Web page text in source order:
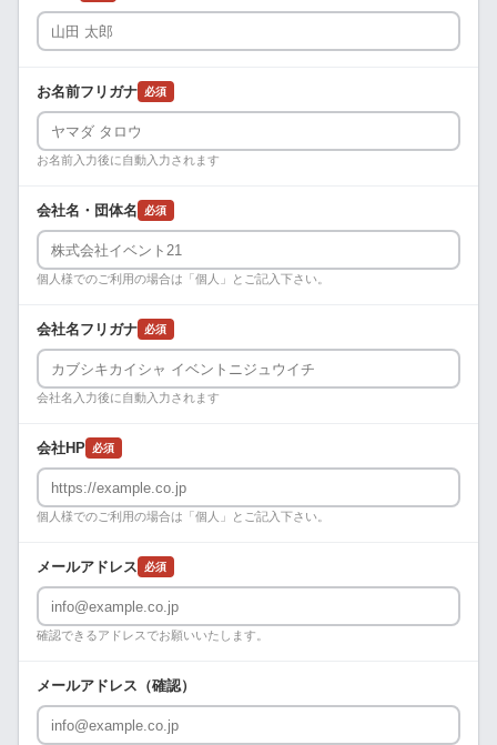
お名前フリガナ 必須
お名前入力後に自動入力されます
会社名・団体名 必須
個人様でのご利用の場合は「個人」とご記入下さい。
会社名フリガナ 必須
会社名入力後に自動入力されます
会社HP 必須
個人様でのご利用の場合は「個人」とご記入下さい。
メールアドレス 必須
確認できるアドレスでお願いいたします。
メールアドレス（確認）